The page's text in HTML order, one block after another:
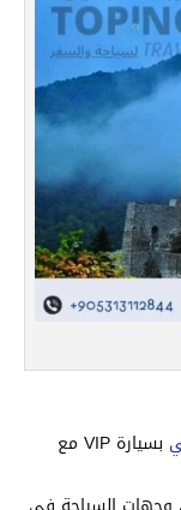
بسيارة VIP مع